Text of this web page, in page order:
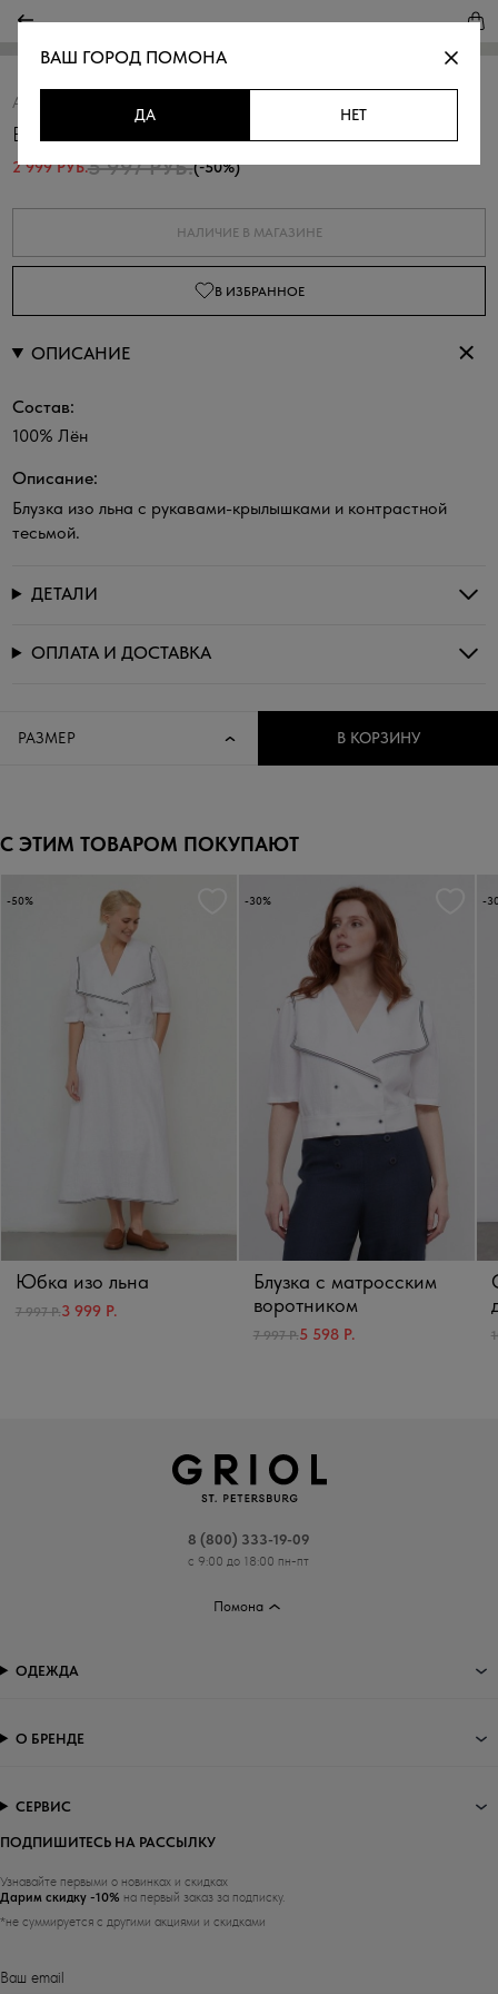
Артикул:
Блузка изо льна в морском стиле
2 999 РУБ.5 997 РУБ.(-50%)
НАЛИЧИЕ В МАГАЗИНЕ
В ИЗБРАННОЕ
ОПИСАНИЕ
Состав:
100% Лён
Описание:
Блузка изо льна с рукавами-крылышками и контрастной
тесьмой.
ДЕТАЛИ
ОПЛАТА И ДОСТАВКА
РАЗМЕР В КОРЗИНУ
С ЭТИМ ТОВАРОМ ПОКУПАЮТ
-50%
Юбка изо льна
7 997 Р.3 999 Р.
-30%
Блузка с матросским
воротником
7 997 Р.5 598 Р.
-
8 (800) 333-19-09
с 9:00 до 18:00 пн-пт
Помона
ВАШ ГОРОД ПОМОНА
ДА НЕТ
ПОДПИШИТЕСЬ НА РАССЫЛКУ
Узнавайте первыми о новинках и скидках
Дарим скидку -10% на первый заказ за подписку.
*не суммируется с другими акциями и скидками
ОДЕЖДА
О БРЕНДЕ
СЕРВИС